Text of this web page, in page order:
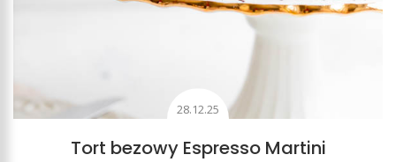
28.12.25
Tort bezowy Espresso Martini